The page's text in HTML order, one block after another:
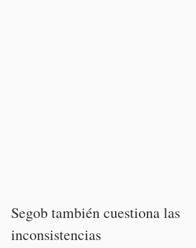
Segob también cuestiona las
inconsistencias